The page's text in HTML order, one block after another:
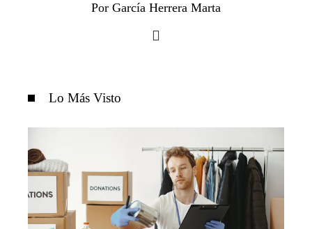
Por García Herrera Marta
Lo Más Visto